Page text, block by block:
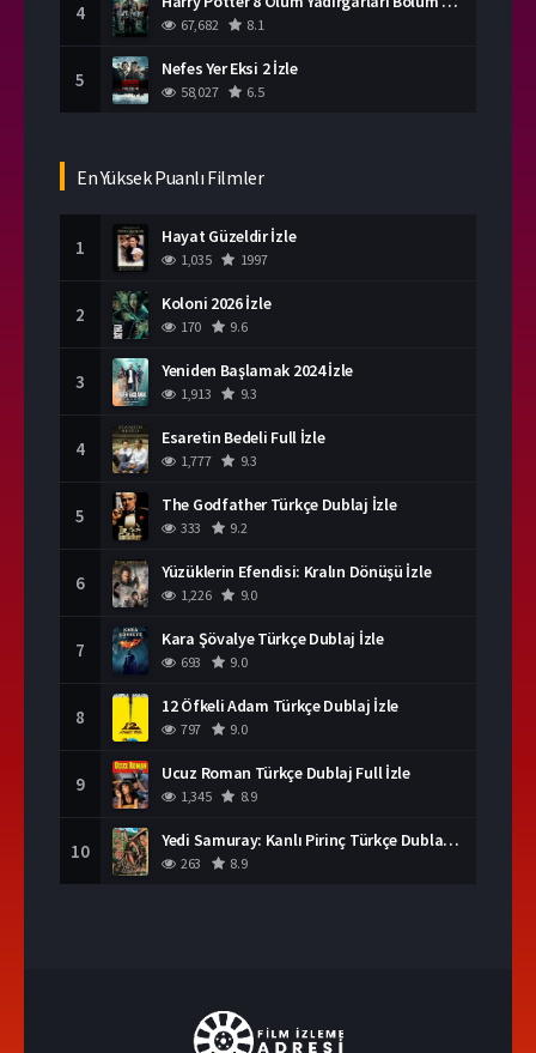
4
67,682 8.1
5 Nefes Yer Eksi 2 İzle
58,027 6.5
En Yüksek Puanlı Filmler
1 Hayat Güzeldir İzle
1,035 1997
2 Koloni 2026 İzle
170 9.6
3 Yeniden Başlamak 2024 İzle
1,913 9.3
4 Esaretin Bedeli Full İzle
1,777 9.3
5 The Godfather Türkçe Dublaj İzle
333 9.2
6 Yüzüklerin Efendisi: Kralın Dönüşü İzle
1,226 9.0
7 Kara Şövalye Türkçe Dublaj İzle
693 9.0
8 12 Öfkeli Adam Türkçe Dublaj İzle
797 9.0
9 Ucuz Roman Türkçe Dublaj Full İzle
1,345 8.9
10 Yedi Samuray: Kanlı Pirinç Türkçe Dublaj İzle
263 8.9